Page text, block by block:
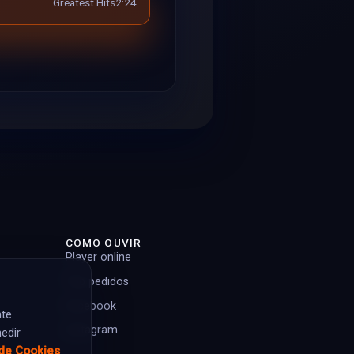
Greatest Hits2:24
COMO OUVIR
Player online
Top pedidos
Facebook
Instagram
Cookies